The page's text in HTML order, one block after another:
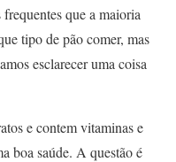
que a maioria
tipo de pão comer, mas
esclarecer uma coisa
e contem vitaminas e
boa saúde. A questão é